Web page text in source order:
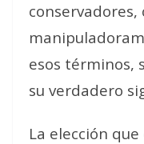
conservadores,
esos términos,
su verdadero
La elección